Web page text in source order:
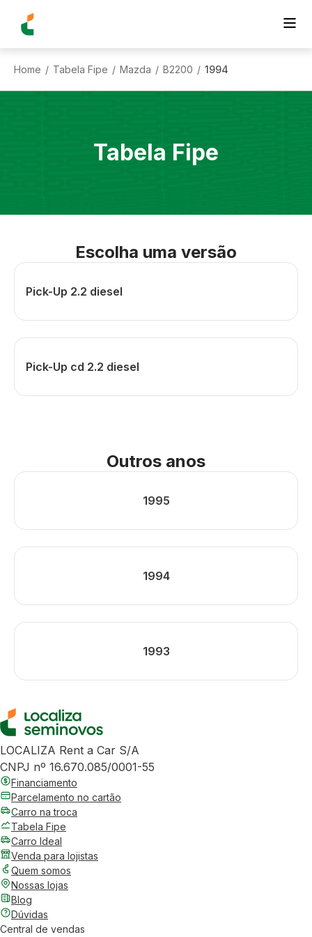
Home / Tabela Fipe / Mazda / B2200 / 1994
Tabela Fipe
Escolha uma versão
Pick-Up 2.2 diesel
Pick-Up cd 2.2 diesel
Outros anos
1995
1994
1993
LOCALIZA Rent a Car S/A
CNPJ nº 16.670.085/0001-55
Financiamento
Parcelamento no cartão
Carro na troca
Tabela Fipe
Carro Ideal
Venda para lojistas
Quem somos
Nossas lojas
Blog
Dúvidas
Central de vendas